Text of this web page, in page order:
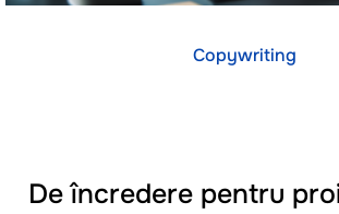
Copywriting
De încredere pentru